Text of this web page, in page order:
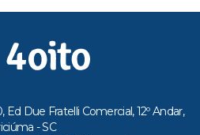
Ed Due Fratelli Comercial, 12º Andar,
- SC